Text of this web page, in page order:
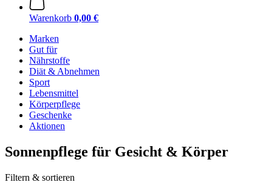
Warenkorb 0,00 €
Marken
Gut für
Nährstoffe
Diät & Abnehmen
Sport
Lebensmittel
Körperpflege
Geschenke
Aktionen
Sonnenpflege für Gesicht & Körper
Filtern & sortieren